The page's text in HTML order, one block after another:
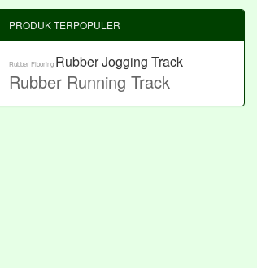
PRODUK TERPOPULER
Rubber Flooring Rubber Jogging Track
Rubber Running Track